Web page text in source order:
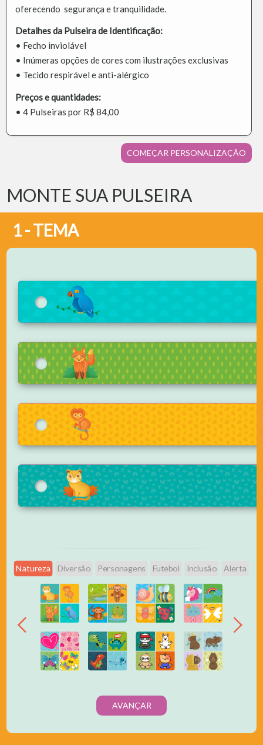
oferecendo segurança e tranquilidade.
Detalhes da Pulseira de Identificação:
• Fecho inviolável
• Inúmeras opções de cores com ilustrações exclusivas
• Tecido respirável e anti-alérgico
Preços e quantidades:
• 4 Pulseiras por R$ 84,00
COMEÇAR PERSONALIZAÇÃO
MONTE SUA PULSEIRA
1 - TEMA
Natureza Diversão Personagens Futebol Inclusão Alerta
AVANÇAR